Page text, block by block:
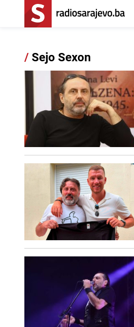
/ Sejo Sexon